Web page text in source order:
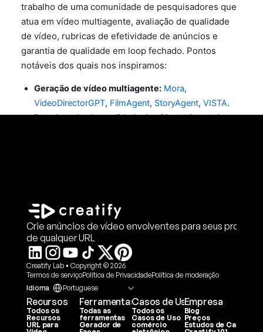
Crie anúncios de vídeo envolventes para seus produtos
de qualquer URL
Creatify Lab • Copyright © 2026
Termos de serviçoPolítica de PrivacidadePolítica de moderação
Idioma Select Language
Portuguese
Recursos
Todos os
Recursos
URL para
Ferramentas
Todas as
ferramentas
Gerador de
Casos de Uso
Todos os
Casos de Uso
comércio
Empresa
Blog
Preços
Estudos de Caso